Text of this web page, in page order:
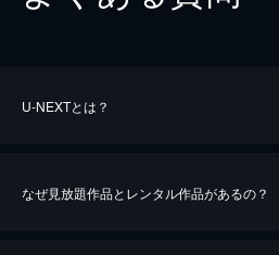
U-NEXTとは？
なぜ見放題作品とレンタル作品があるの？